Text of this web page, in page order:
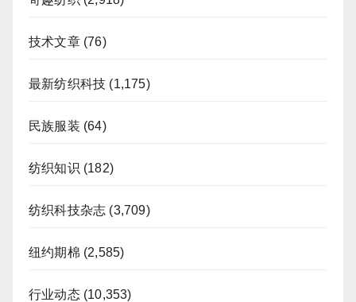
技术文章(76)
最新纺织科技 (1,175)
民族服装 (64)
纺织知识 (182)
纺织科技杂志 (3,709)
纽约期棉 (2,585)
行业动态(10,353)